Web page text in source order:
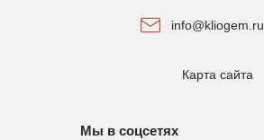
info@kliogem.ru
Карта сайта
Мы в соцсетях